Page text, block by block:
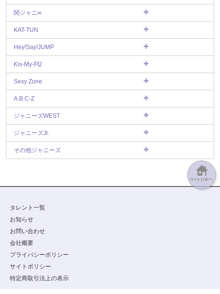
関ジャニ∞
KAT-TUN
Hey!Say!JUMP
Kis-My-Ft2
Sexy Zone
A.B.C-Z
ジャニーズWEST
ジャニーズJr.
その他ジャニーズ
タレント一覧
お知らせ
お問い合わせ
会社概要
プライバシーポリシー
サイトポリシー
特定商取引法上の表示